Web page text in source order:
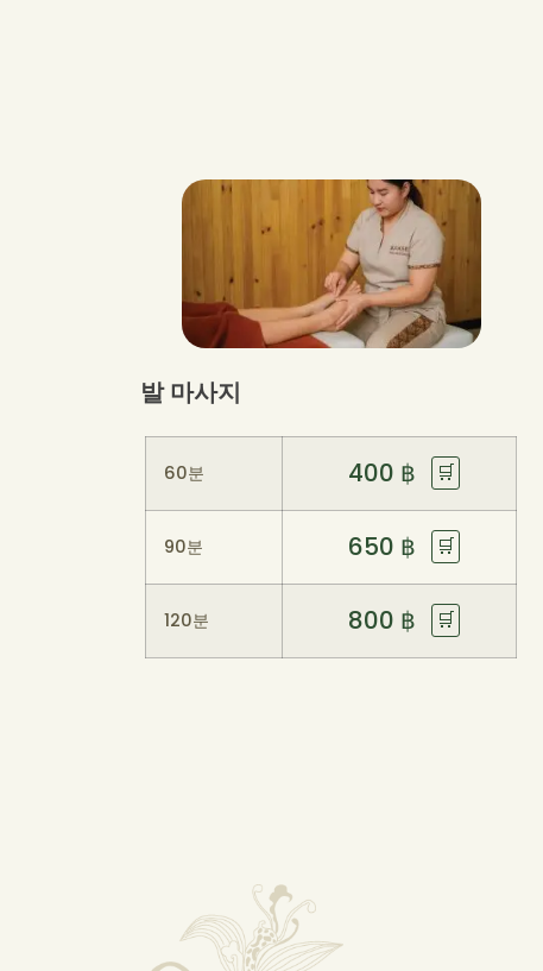
발 마사지
60분 400 ฿ 🛒
90분 650 ฿ 🛒
120분 800 ฿ 🛒